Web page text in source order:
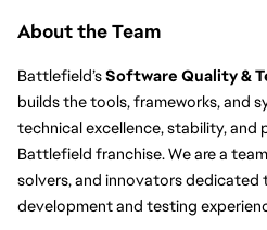
About the Team
Battlefield’s Software Quality &
builds the tools, frameworks, and
technical excellence, stability,
Battlefield franchise. We are a
solvers, and innovators dedicated
development and testing